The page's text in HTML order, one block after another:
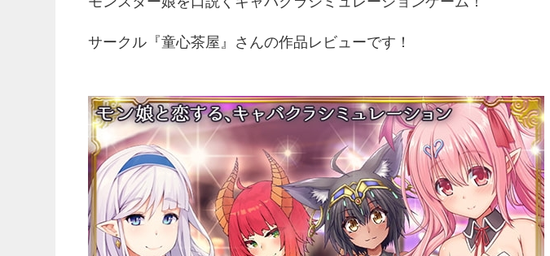
サークル『童心茶屋』さんの作品レビューです！